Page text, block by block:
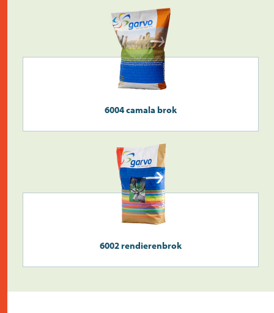
6004 camala brok
6002 rendierenbrok